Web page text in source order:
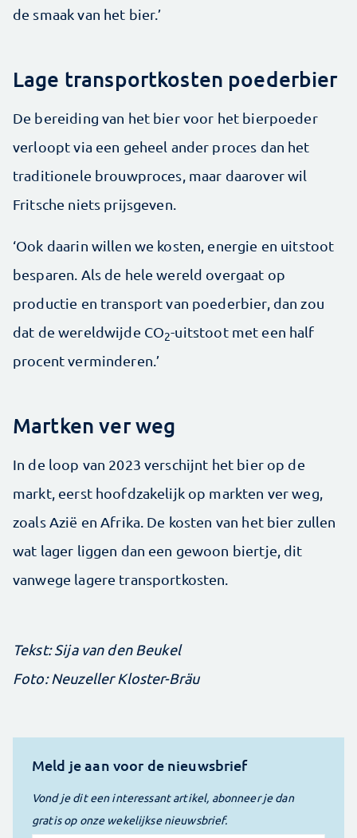
de smaak van het bier.’
Lage transportkosten poederbier
De bereiding van het bier voor het bierpoeder
verloopt via een geheel ander proces dan het
traditionele brouwproces, maar daarover wil
Fritsche niets prijsgeven.
‘Ook daarin willen we kosten, energie en uitstoot
besparen. Als de hele wereld overgaat op
productie en transport van poederbier, dan zou
dat de wereldwijde CO2-uitstoot met een half
procent verminderen.’
Martken ver weg
In de loop van 2023 verschijnt het bier op de
markt, eerst hoofdzakelijk op markten ver weg,
zoals Azië en Afrika. De kosten van het bier zullen
wat lager liggen dan een gewoon biertje, dit
vanwege lagere transportkosten.
Tekst: Sija van den Beukel
Foto: Neuzeller Kloster-Bräu
Meld je aan voor de nieuwsbrief
Vond je dit een interessant artikel, abonneer je dan
gratis op onze wekelijkse nieuwsbrief.